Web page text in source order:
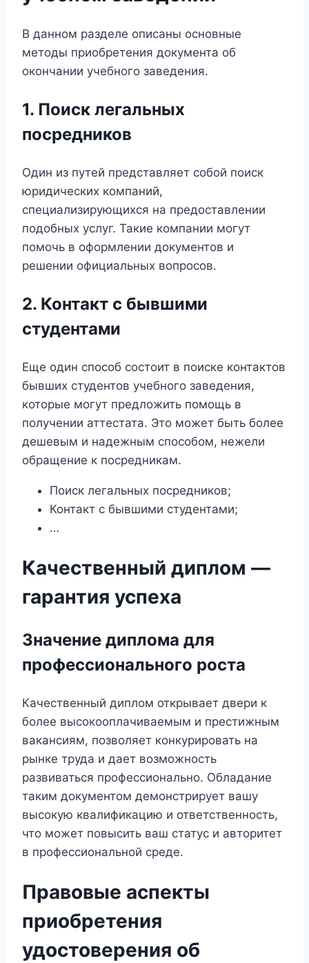
В данном разделе описаны основные
методы приобретения документа об
окончании учебного заведения.
1. Поиск легальных
посредников
Один из путей представляет собой поиск
юридических компаний,
специализирующихся на предоставлении
подобных услуг. Такие компании могут
помочь в оформлении документов и
решении официальных вопросов.
2. Контакт с бывшими
студентами
Еще один способ состоит в поиске контактов
бывших студентов учебного заведения,
которые могут предложить помощь в
получении аттестата. Это может быть более
дешевым и надежным способом, нежели
обращение к посредникам.
Поиск легальных посредников;
Контакт с бывшими студентами;
…
Качественный диплом —
гарантия успеха
Значение диплома для
профессионального роста
Качественный диплом открывает двери к
более высокооплачиваемым и престижным
вакансиям, позволяет конкурировать на
рынке труда и дает возможность
развиваться профессионально. Обладание
таким документом демонстрирует вашу
высокую квалификацию и ответственность,
что может повысить ваш статус и авторитет
в профессиональной среде.
Правовые аспекты
приобретения
удостоверения об